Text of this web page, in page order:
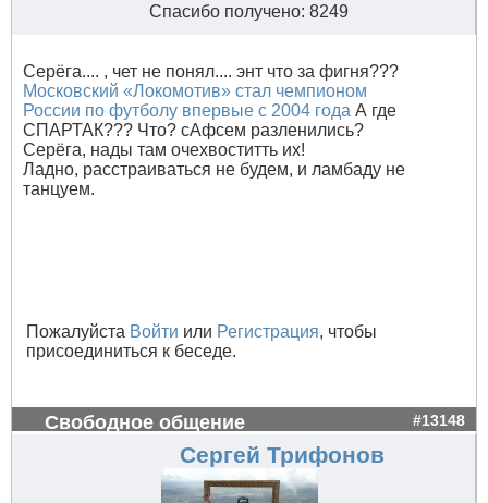
Спасибо получено: 8249
Серёга.... , чет не понял.... энт что за фигня???
Московский «Локомотив» стал чемпионом
России по футболу впервые с 2004 года А где
СПАРТАК??? Что? сАфсем разленились?
Серёга, нады там очехвоститть их!
Ладно, расстраиваться не будем, и ламбаду не
танцуем.
Пожалуйста Войти или Регистрация, чтобы
присоединиться к беседе.
Свободное общение #13148
Сергей Трифонов